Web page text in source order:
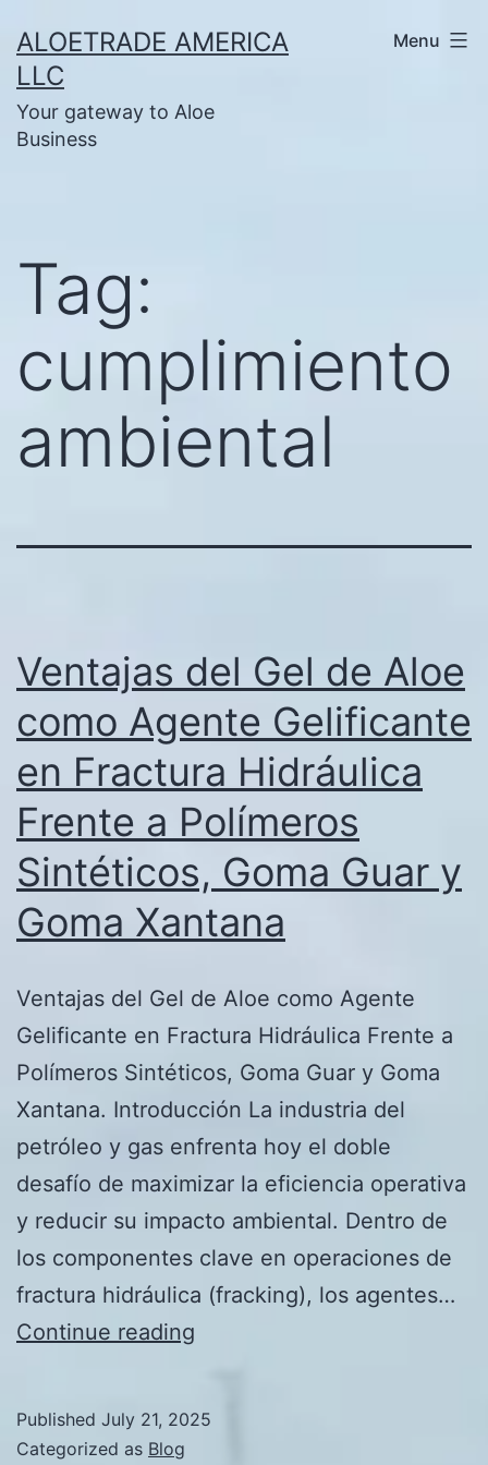
to
content
ALOETRADE AMERICA
LLC
Your gateway to Aloe
Business
Menu
Tag:
cumplimiento
ambiental
Ventajas del Gel de Aloe
como Agente Gelificante
en Fractura Hidráulica
Frente a Polímeros
Sintéticos, Goma Guar y
Goma Xantana
Ventajas del Gel de Aloe como Agente
Gelificante en Fractura Hidráulica Frente a
Polímeros Sintéticos, Goma Guar y Goma
Xantana. Introducción La industria del
petróleo y gas enfrenta hoy el doble
desafío de maximizar la eficiencia operativa
y reducir su impacto ambiental. Dentro de
los componentes clave en operaciones de
fractura hidráulica (fracking), los agentes…
Continue reading
Published July 21, 2025
Categorized as Blog